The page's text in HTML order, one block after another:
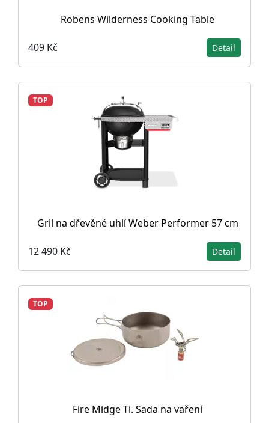
Robens Wilderness Cooking Table
409 Kč Detail
TOP
Gril na dřevěné uhlí Weber Performer 57 cm
12 490 Kč Detail
TOP
Fire Midge Ti. Sada na vaření